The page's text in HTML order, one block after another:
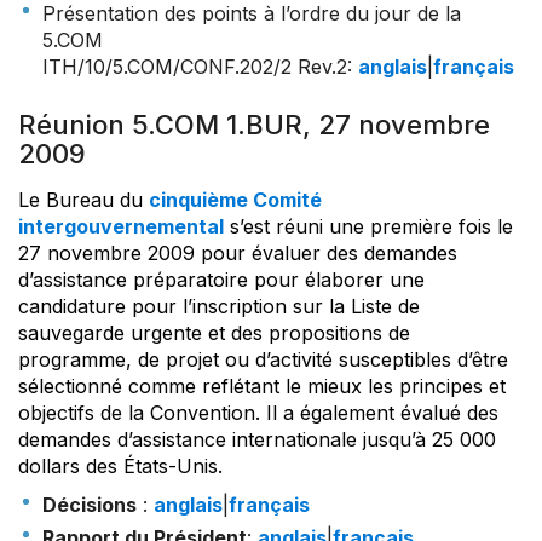
Présentation des points à l’ordre du jour de la
5.COM
ITH/10/5.COM/CONF.202/2 Rev.2: anglais français
Réunion 5.COM 1.BUR, 27 novembre
2009
Le Bureau du cinquième Comité
intergouvernemental s’est réuni une première fois le
27 novembre 2009 pour évaluer des demandes
d’assistance préparatoire pour élaborer une
candidature pour l’inscription sur la Liste de
sauvegarde urgente et des propositions de
programme, de projet ou d’activité susceptibles d’être
sélectionné comme reflétant le mieux les principes et
objectifs de la Convention. Il a également évalué des
demandes d’assistance internationale jusqu’à 25 000
dollars des États-Unis.
Décisions : anglais français